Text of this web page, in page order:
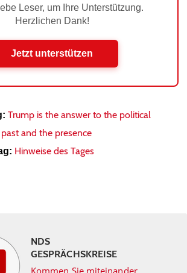
Leser, um Ihre Unterstützung.
Herzlichen Dank!
Jetzt unterstützen
Trump is the answer to the political
and the presence
Hinweise des Tages
NDS
GESPRÄCHSKREISE
Kommen Sie miteinander